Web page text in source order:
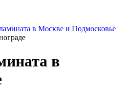
в Москве и Подмосковье
в